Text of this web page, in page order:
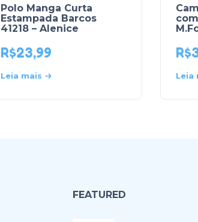
Polo Manga Curta
Estampada Barcos
41218 – Alenice
R$23,99
Leia mais
R$
Leia
FEATURED